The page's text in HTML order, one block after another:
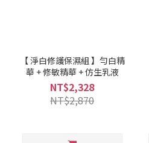
【 淨白修護保濕組 】勻白精
華 + 修敏精華 + 仿生乳液
NT$2,328
NT$2,870